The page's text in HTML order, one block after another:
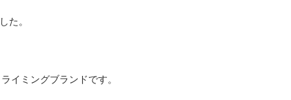
た。
イミングブランドです。